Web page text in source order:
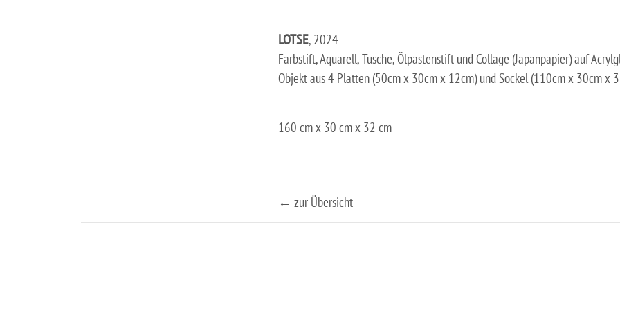
LOTSE, 2024
Farbstift, Aquarell, Tusche, Ölpastenstift und Collage (Japanpapier) auf
Objekt aus 4 Platten (50cm x 30cm x 12cm) und Sockel (110cm x 30cm x
160 cm x 30 cm x 32 cm
← zur Übersicht